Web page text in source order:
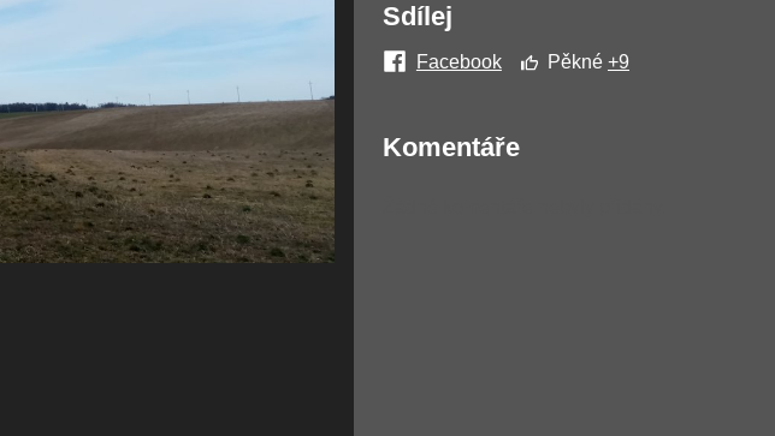
Sdílej
Facebook Pěkné +9
Komentáře